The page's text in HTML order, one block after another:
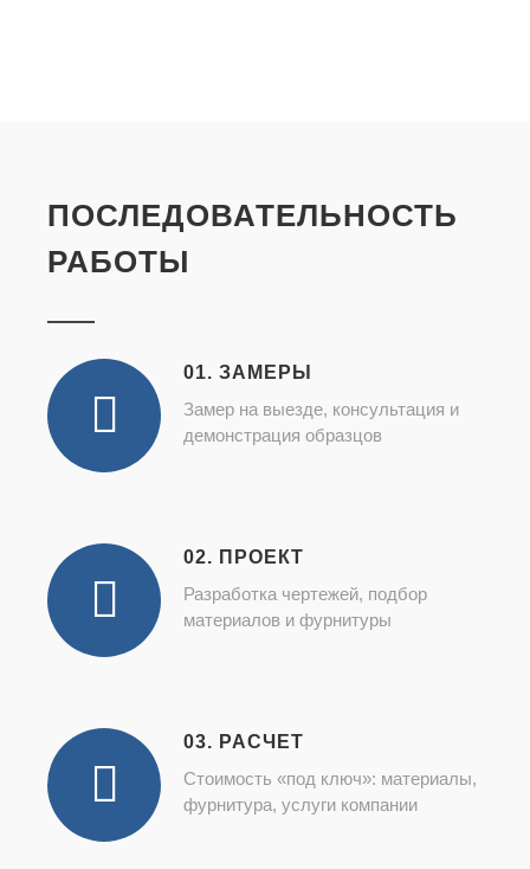
ПОСЛЕДОВАТЕЛЬНОСТЬ
РАБОТЫ
01. ЗАМЕРЫ
Замер на выезде, консультация и
демонстрация образцов
02. ПРОЕКТ
Разработка чертежей, подбор
материалов и фурнитуры
03. РАСЧЕТ
Стоимость «под ключ»: материалы,
фурнитура, услуги компании